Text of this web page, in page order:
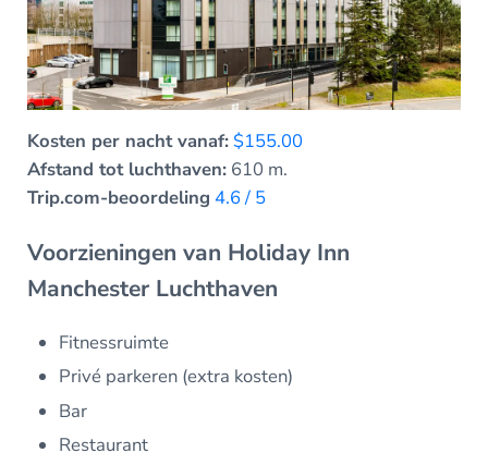
Kosten per nacht vanaf: $155.00
Afstand tot luchthaven:610 m.
Trip.com-beoordeling 4.6 / 5
Voorzieningen van Holiday Inn
Manchester Luchthaven
Fitnessruimte
Privé parkeren (extra kosten)
Bar
Restaurant